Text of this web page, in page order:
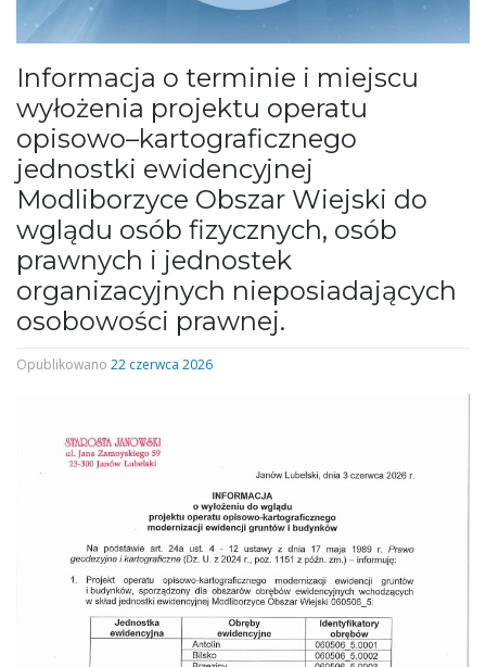
Informacja o terminie i miejscu
wyłożenia projektu operatu
opisowo–kartograficznego
jednostki ewidencyjnej
Modliborzyce Obszar Wiejski do
wglądu osób fizycznych, osób
prawnych i jednostek
organizacyjnych nieposiadających
osobowości prawnej.
Opublikowano 22 czerwca 2026